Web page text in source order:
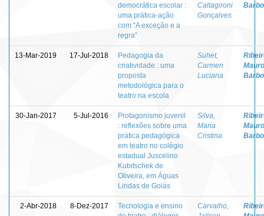
democrática escolar :
uma prática-ação
com “A exceção e a
regra”
Caltagironi
Gonçalves
13-Mar-2019 17-Jul-2018
Pedagogia da
criatividade : uma
proposta
metodológica para o
teatro na escola
Suhet,
Carmen
Luciana
Mauro
30-Jan-2017 5-Jul-2016
Protagonismo juvenil
: reflexões sobre uma
prática pedagógica
em teatro no colégio
estadual Juscelino
Kubitschek de
Oliveira, em Águas
Lindas de Goiás
Silva,
Maria
Cristina
Mauro
2-Abr-2018 8-Dez-2017
Tecnologia e ensino
Carvalho,